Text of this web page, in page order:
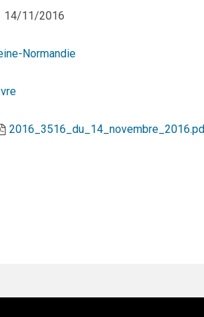
14/11/2016
Normandie